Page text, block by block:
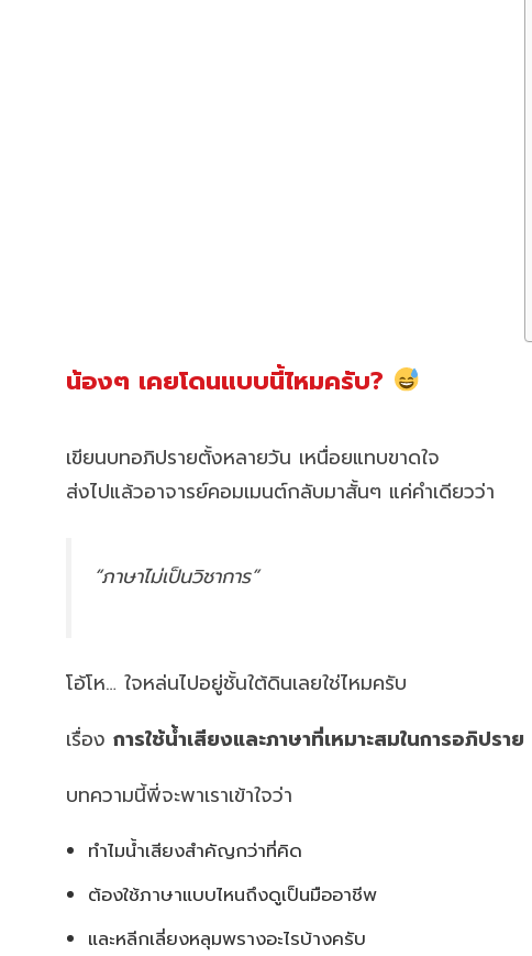
น้องๆ เคยโดนแบบนี้ไหมครับ?
เขียนบทอภิปรายตั้งหลายวัน เหนื่อยแทบขาดใจ
ส่งไปแล้วอาจารย์คอมเมนต์กลับมาสั้นๆ แค่คำเดียวว่า
“ภาษาไม่เป็นวิชาการ”
โอ้โห… ใจหล่นไปอยู่ชั้นใต้ดินเลยใช่ไหมครับ
เรื่อง การใช้น้ำเสียงและภาษาที่เหมาะสมในการอภิปราย
บทความนี้พี่จะพาเราเข้าใจว่า
ทำไมน้ำเสียงสำคัญกว่าที่คิด
ต้องใช้ภาษาแบบไหนถึงดูเป็นมืออาชีพ
และหลีกเลี่ยงหลุมพรางอะไรบ้างครับ